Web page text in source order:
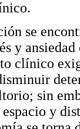
se
y
clínico
sin
espacio y